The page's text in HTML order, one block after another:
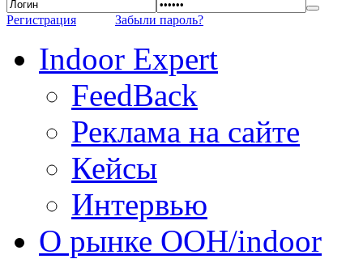
Регистрация Забыли пароль?
Indoor Expert
FeedBack
Реклама на сайте
Кейсы
Интервью
О рынке OOH/indoor